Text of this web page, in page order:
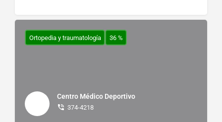
Centro Médico Deportivo
374-4218
Ortopedia y traumatología 36 %